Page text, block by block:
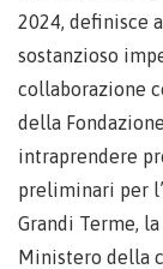
2024, definisce
sostanzioso
collaborazione
della
intraprendere
preliminari per
Grandi Terme,
Ministero della